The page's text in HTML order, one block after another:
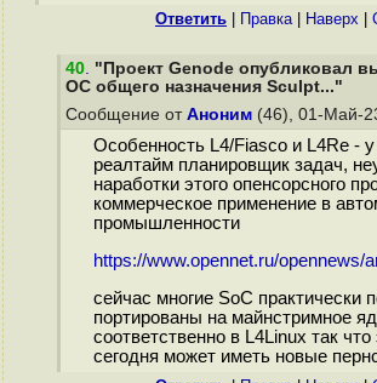
Ответить Правка| Наверх
40. "Проект Genode опубликовал
ОС общего назначения Sculpt..."
Сообщение от Аноним (46), 01-Май-
Особенность L4/Fiasco и L4Re - у
реалтайм планировщик задач,
наработки этого опенсорсного
коммерческое применение в
промышленности
https://www.opennet.ru/opennews/
сейчас многие SoC практически
портированы на майнстримное
соответственно в L4Linux так что
сегодня может иметь новые